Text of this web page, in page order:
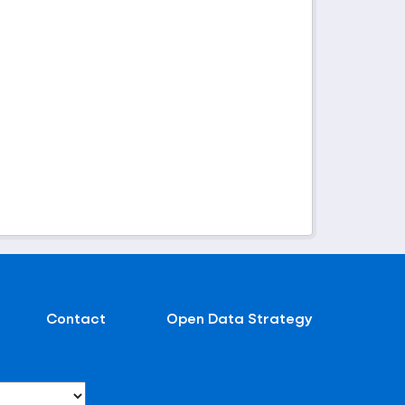
Contact Open Data Strategy